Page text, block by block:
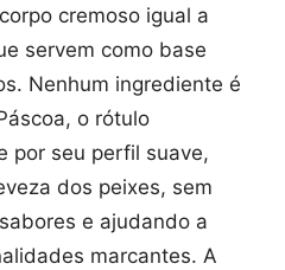
cremoso igual a
servem como base
Nenhum ingrediente é
o rótulo
por seu perfil suave,
dos peixes, sem
e ajudando a
marcantes. A